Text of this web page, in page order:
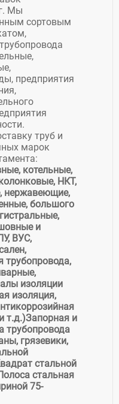
Мы
сортовым
предприятия
труб и
марок
котельные,
НКТ,
нержавеющие,
большого
и
ВУС,
трубопровода,
изоляции
изоляция,
т.д.)Запорная и
трубопровода
грязевики,
стальной
стальная
75-